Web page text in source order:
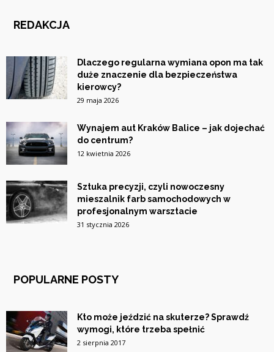
REDAKCJA
Dlaczego regularna wymiana opon ma tak
duże znaczenie dla bezpieczeństwa
kierowcy?
29 maja 2026
Wynajem aut Kraków Balice – jak dojechać
do centrum?
12 kwietnia 2026
Sztuka precyzji, czyli nowoczesny
mieszalnik farb samochodowych w
profesjonalnym warsztacie
31 stycznia 2026
POPULARNE POSTY
Kto może jeździć na skuterze? Sprawdź
wymogi, które trzeba spełnić
2 sierpnia 2017